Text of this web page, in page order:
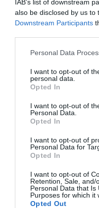
IAB’s list of downstream
also be disclosed by us to
Downstream Participants
Please note that this
not limited to your visit or
grant or deny consent to
use your data for below
consent section.
Personal Data
I want to opt-out of
personal data.
Opted In
I want to opt-out of
Personal Data.
Opted In
I want to opt-out of
Personal Data for
Opted In
I want to opt-out of
Retention, Sale, and/
Personal Data that Is
Purposes for which it
Opted Out
Az alkalmazottak
nyilvántartása
problémás, mert az
olyan szenzitív
minősülnek,
Simkovicz
továbbra is
megoldásokat
munkakörnyezet
amelyek a